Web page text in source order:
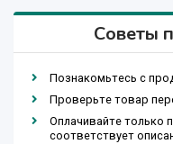
Советы
Познакомьтесь с
Проверьте товар
Оплачивайте только
соответствует